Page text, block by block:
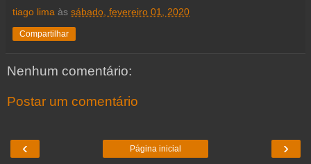
tiago lima às sábado, fevereiro 01, 2020
Compartilhar
Nenhum comentário:
Postar um comentário
‹ ›
Página inicial